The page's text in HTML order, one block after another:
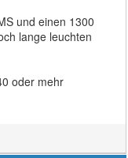
und einen 1300
lange leuchten
oder mehr